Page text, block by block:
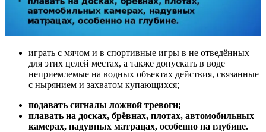
играть с мячом и в спортивные игры в не отведённых
для этих целей местах, а также допускать в воде
неприемлемые на водных объектах действия, связанные
с нырянием и захватом купающихся;
подавать сигналы ложной тревоги;
плавать на досках, брёвнах, плотах, автомобильных
камерах, надувных матрацах, особенно на глубине.